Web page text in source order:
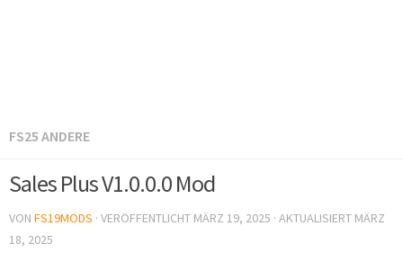
FS25 ANDERE
Sales Plus V1.0.0.0 Mod
VON FS19MODS · VERÖFFENTLICHT MÄRZ 19, 2025 · AKTUALISIERT MÄRZ
18, 2025